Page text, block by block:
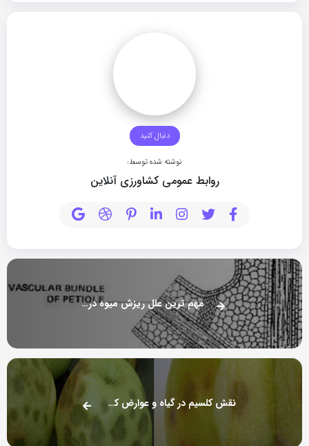
دنبال کنید
نوشته شده توسط:
روابط عمومی کشاورزی آنلاین
مهم ترین علل ریزش میوه درختان باغات
نقش کلسیم در گیاه و عوارض کمبود کلسیم